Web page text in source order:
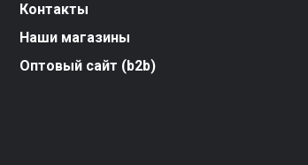
Контакты
Наши магазины
Оптовый сайт (b2b)